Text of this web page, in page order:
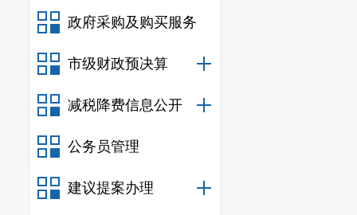
政府采购及购买服务
市级财政预决算
减税降费信息公开
公务员管理
建议提案办理